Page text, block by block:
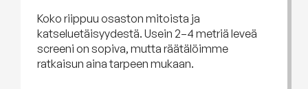
Koko riippuu osaston mitoista ja
katseluetäisyydestä. Usein 2–4 metriä leveä
screeni on sopiva, mutta räätälöimme
ratkaisun aina tarpeen mukaan.